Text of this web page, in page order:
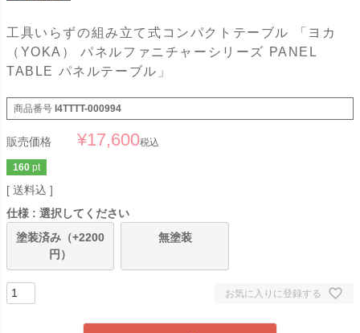
工具いらずの組み立て式コンパクトテーブル 「ヨカ
（YOKA） パネルファニチャーシリーズ PANEL
TABLE パネルテーブル」
商品番号 I4TTTT-000994
販売価格 ¥17,600税込
160 pt
送料込
仕様
選択してください
塗装済み（+2200
円）
無塗装
お気に入りに登録する